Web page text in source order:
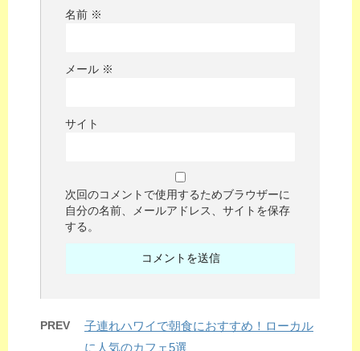
名前 ※
メール ※
サイト
次回のコメントで使用するためブラウザーに
自分の名前、メールアドレス、サイトを保存
する。
PREV
子連れハワイで朝食におすすめ！ローカル
に人気のカフェ5選